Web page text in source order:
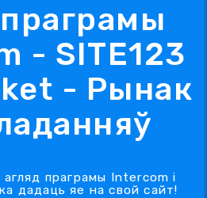
- SITE123
- Рынак
праграмы Intercom і
дадаць яе на свой сайт!